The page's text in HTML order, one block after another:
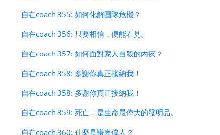
自在coach 355: 如何化解團隊危機？
自在coach 356: 只要相信，便能看見。
自在coach 357: 如何面對家人自殺的內疚？
自在coach 358: 多謝你真正接納我！
自在coach 358: 多謝你真正接納我！
自在coach 359: 死亡，是生命最偉大的發明品。
自在coach 360: 什麼是謙卑僕人？